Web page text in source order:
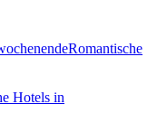
Romantische
Hotels in